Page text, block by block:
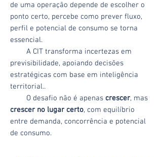
de uma operação depende de escolher o
ponto certo, percebe como prever fluxo,
perfil e potencial de consumo se torna
essencial.
A CIT transforma incertezas em
previsibilidade, apoiando decisões
estratégicas com base em inteligência
territorial..
O desafio não é apenas crescer, mas
crescer no lugar certo, com equilíbrio
entre demanda, concorrência e potencial
de consumo.